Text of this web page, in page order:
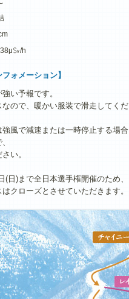
㏜/h
フォメーション】
い予報です。
ので、暖かい服装で滑走してくだ
強風で減速または一時停止する場合
い。
(日)まで全日本選手権開催のため、
クローズとさせていただきます。